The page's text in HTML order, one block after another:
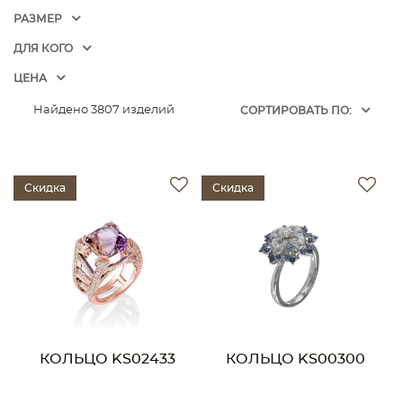
РАЗМЕР
ДЛЯ КОГО
ЦЕНА
Найдено 3807 изделий CОРТИРОВАТЬ ПО:
Скидка
КОЛЬЦО KS02433
Скидка
КОЛЬЦО KS00300